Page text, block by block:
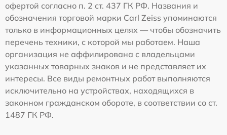
офертой согласно п. 2 ст. 437 ГК РФ. Названия и
обозначения торговой марки Carl Zeiss упоминаются
только в информационных целях — чтобы обозначить
перечень техники, с которой мы работаем. Наша
организация не аффилирована с владельцами
указанных товарных знаков и не представляет их
интересы. Все виды ремонтных работ выполняются
исключительно на устройствах, находящихся в
законном гражданском обороте, в соответствии со ст.
1487 ГК РФ.